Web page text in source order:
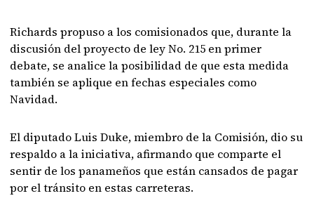
Richards propuso a los comisionados que, durante la
discusión del proyecto de ley No. 215 en primer
debate, se analice la posibilidad de que esta medida
también se aplique en fechas especiales como
Navidad.
El diputado Luis Duke, miembro de la Comisión, dio su
respaldo a la iniciativa, afirmando que comparte el
sentir de los panameños que están cansados de pagar
por el tránsito en estas carreteras.